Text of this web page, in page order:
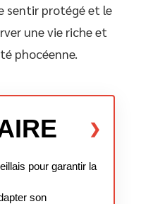
sentir protégé et le
une vie riche et
phocéenne.
pour garantir la
son